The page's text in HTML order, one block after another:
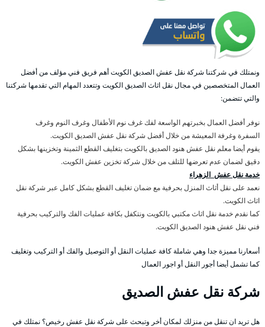
ونمتلك في شركتنا شركة نقل عفش الصديق الكويت أهم فريق فني مؤلف من أفضل
العمال المتخصصين في مجال نقل اثاث الصديق الكويت وتتعدد المهام التي تقدمها شركتنا
والتي تتضمن:
نوفر أفضل العمال بخبرتهم الواسعة لفك غرف نوم الأطفال وغرف النوم وغرف
السفرة وغرفة المعيشة من خلال أفضل شركة نقل عفش الصديق الكويت.
يقوم أيضا معلم نقل عفش هنود الصديق بالكويت بتغليف القطع الثمينة وتخزينها بشكل
دقيق لضمان عدم تعرضها للتلف من خلال شركة تخزين عفش الكويت.
خدمة نقل عفش الزهراء
نعمد على نقل أثاث المنزل بحرفية مع ضمان تغليف القطع بشكل كامل عبر شركة نقل
اثاث الكويت.
كما نقدم خدمة نقل اثاث مكتبي بالكويت ونتكفل بكافة عمليات الفك والتركيب بحرفية
فني نقل عفش هنود الصديق الكويت.
أسعارنا مميزة جدا وهي شاملة كافة عمليات النقل أو التوصيل والفك أو التركيب وتغليف
كما تشمل أيضا أجور النقل أو اجور العمال
شركة نقل عفش الصديق
هل تريد ان تنقل من منزلك لمكان أخر وتبحث على شركة نقل عفش رخيص؟ نمتلك في